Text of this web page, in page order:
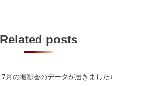
Related posts
7月の撮影会のデータが届きました♪